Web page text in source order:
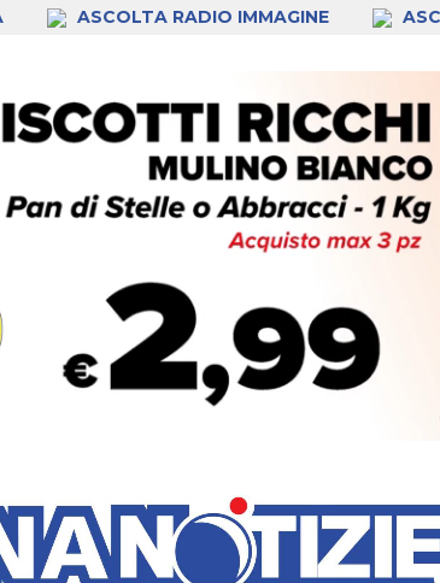
ASCOLTA RADIO IMMAGINE